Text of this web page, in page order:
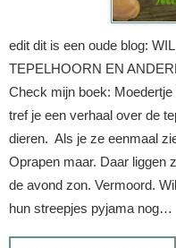
edit dit is een oude blog:
TEPELHOORN EN
Check mijn boek:
tref je een verhaal over de
dieren. Als je ze eenmaal
Oprapen maar. Daar liggen
de avond zon. Vermoord.
hun streepjes pyjama nog…